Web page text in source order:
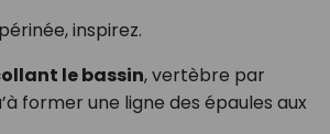
inspirez.
le bassin, vertèbre par
former une ligne des épaules aux